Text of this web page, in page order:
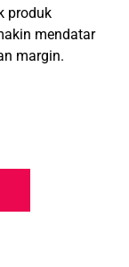
produk
mendatar
margin.